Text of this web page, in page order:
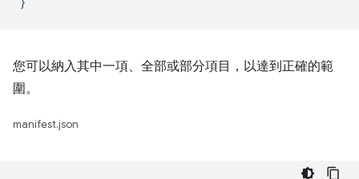
您可以納入其中一項、全部或部分項目，以達到正確的範
圍。
manifest.json